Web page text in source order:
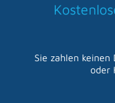
Sie zahlen
oder